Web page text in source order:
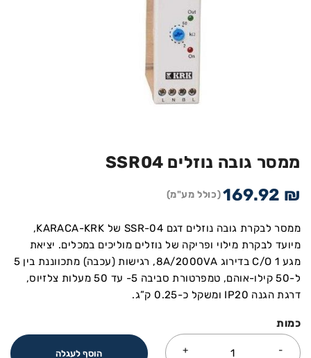
ממסר גובה נוזלים SSR04
169.92 ₪ (כולל מע"מ)
ממסר לבקרת גובה נוזלים דגם SSR-04 של KARACA-KRK,
מיועד לבקרת מילוי ופריקה של נוזלים מוליכים במכלים. יציאת
מגע 1 C/O בדירוג 8A/2000VA, רגישות (עכבה) מתכווננת בין 5
ל-50 קילו-אוהם, טמפרטורת סביבה 5- עד 50 מעלות צלזיוס,
דרגת הגנה IP20 ומשקל כ-0.25 ק”ג.
כמות
הוסף לעגלה